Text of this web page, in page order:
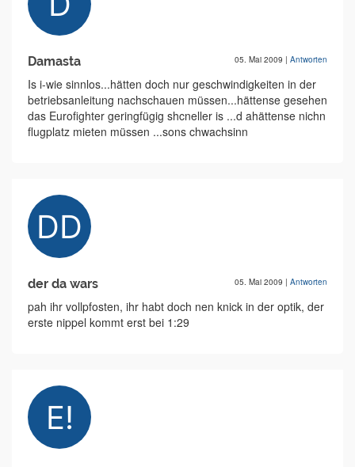
Damasta 05. Mai 2009 | Antworten
Is i-wie sinnlos...hätten doch nur geschwindigkeiten in der
betriebsanleitung nachschauen müssen...hättense gesehen
das Eurofighter geringfügig shcneller is ...d ahättense nichn
flugplatz mieten müssen ...sons chwachsinn
der da wars 05. Mai 2009 | Antworten
pah ihr vollpfosten, ihr habt doch nen knick in der optik, der
erste nippel kommt erst bei 1:29